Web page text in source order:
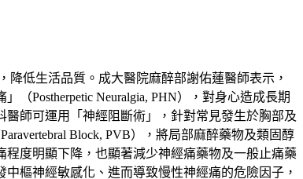
低生活品質。成大醫院麻醉部謝佑蓮醫師表示，
Postherpetic Neuralgia, PHN），對身心造成長期
師可運用「神經阻斷術」，針對常見發生於胸部及
Block, PVB），將局部麻醉藥物及類固醇
度明顯下降，也顯著減少神經痛藥物及一般止痛藥
樞神經敏感化、進而導致慢性神經痛的危險因子，